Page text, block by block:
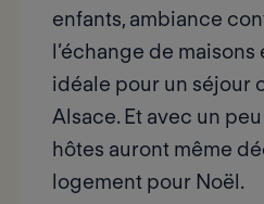
enfants, ambiance
l’échange de maisons
idéale pour un séjour
Alsace. Et avec un
hôtes auront même
logement pour Noël.